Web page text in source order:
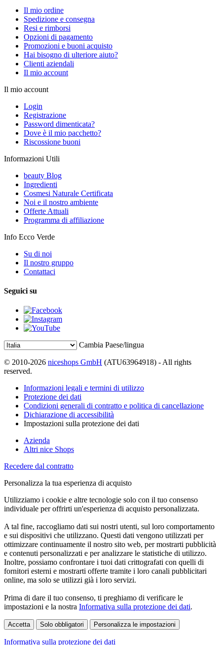
Il mio ordine
Spedizione e consegna
Resi e rimborsi
Opzioni di pagamento
Promozioni e buoni acquisto
Hai bisogno di ulteriore aiuto?
Clienti aziendali
Il mio account
Il mio account
Login
Registrazione
Password dimenticata?
Dove è il mio pacchetto?
Riscossione buoni
Informazioni Utili
beauty Blog
Ingredienti
Cosmesi Naturale Certificata
Noi e il nostro ambiente
Offerte Attuali
Programma di affiliazione
Info Ecco Verde
Su di noi
Il nostro gruppo
Contattaci
Seguici su
Cambia Paese/lingua
© 2010-2026 niceshops GmbH (ATU63964918) - All rights
reserved.
Informazioni legali e termini di utilizzo
Protezione dei dati
Condizioni generali di contratto e politica di cancellazione
Dichiarazione di accessibilità
Impostazioni sulla protezione dei dati
Azienda
Altri nice Shops
Recedere dal contratto
Personalizza la tua esperienza di acquisto
Utilizziamo i cookie e altre tecnologie solo con il tuo consenso
individuale per offrirti un'esperienza di acquisto personalizzata.
A tal fine, raccogliamo dati sui nostri utenti, sul loro comportamento
e sui dispositivi che utilizzano. Questi dati vengono utilizzati per
ottimizzare continuamente il nostro sito web, per mostrarti pubblicità
e contenuti personalizzati e per analizzare le statistiche di utilizzo.
Inoltre, possiamo confrontare i tuoi dati crittografati con quelli di
fornitori esterni e mostrarti offerte tramite i loro canali pubblicitari
online, ma solo se utilizzi già i loro servizi.
Prima di dare il tuo consenso, ti preghiamo di verificare le
impostazioni e la nostra Informativa sulla protezione dei dati.
Accetta Solo obbligatori Personalizza le impostazioni
Informativa sulla protezione dei dati